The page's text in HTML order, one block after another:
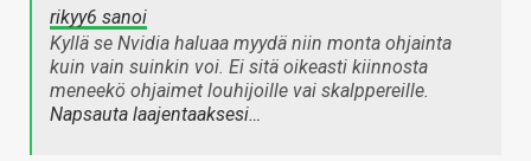
rikyy6 sanoi
Kyllä se Nvidia haluaa myydä niin monta ohjainta
kuin vain suinkin voi. Ei sitä oikeasti kiinnosta
meneekö ohjaimet louhijoille vai skalppereille.
Napsauta laajentaaksesi…